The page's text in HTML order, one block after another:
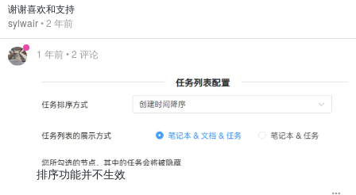
谢谢喜欢和支持
sylwair•2 年前
1 年前• 2 评论
排序功能并不生效